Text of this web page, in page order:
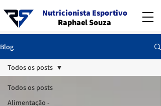
Nutricionista Esportivo
Raphael Souza
Blog
Todos os posts
Alimentação -
Todos os posts